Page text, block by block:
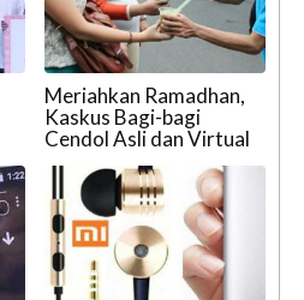
Meriahkan Ramadhan,
Kaskus Bagi-bagi
Cendol Asli dan Virtual